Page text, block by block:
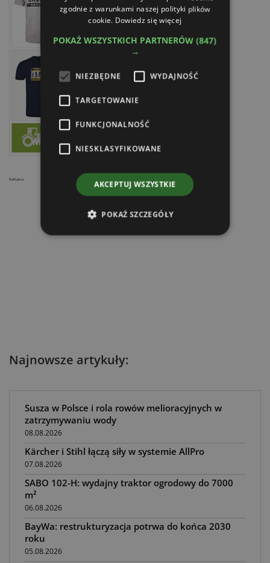
Najnowsze artykuły:
Susza w Polsce i rola rowów melioracyjnych w
zatrzymywaniu wody
08.08.2026
Kärcher i Stihl łączą siły w systemie AllPro
07.08.2026
SABO 102-H: wydajny traktor ogrodowy do 7000
m²
06.08.2026
BayWa: restrukturyzacja potrwa do końca 2030
roku
05.08.2026
Reklama
zgodnie z warunkami naszej polityki plików
cookie. Dowiedz się więcej
POKAŻ WSZYSTKICH PARTNERÓW(847)
→
NIEZBĘDNE WYDAJNOŚĆ
TARGETOWANIE
FUNKCJONALNOŚĆ
NIESKLASYFIKOWANE
AKCEPTUJ WSZYSTKIE
POKAŻ SZCZEGÓŁY